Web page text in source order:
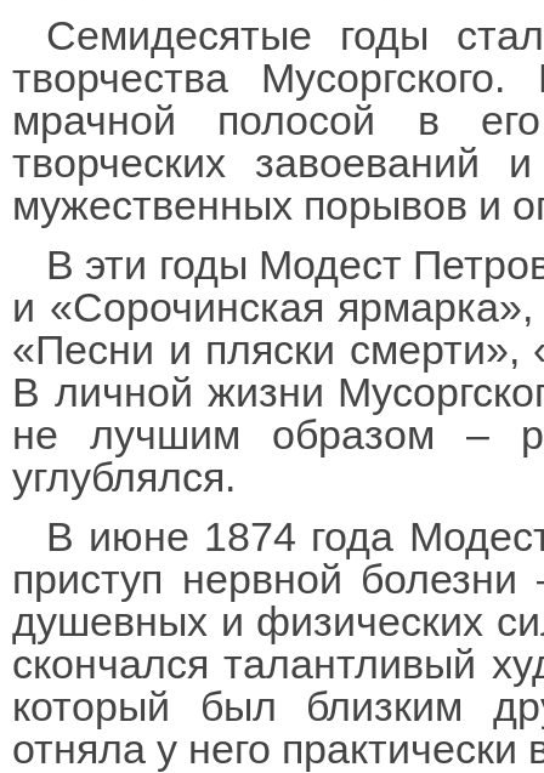
Семидесятые годы
творчества
мрачной полосой в
творческих завоеваний
мужественных порывов и
В эти годы Модест
и «Сорочинская
«Песни и пляски смерти»,
В личной жизни
не лучшим образом –
углублялся.
В июне 1874 года
приступ нервной
душевных и физических
скончался талантливый
который был близким
отняла у него